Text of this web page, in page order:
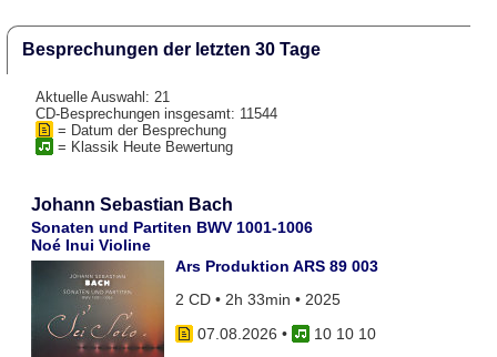
Besprechungen der letzten 30 Tage
Aktuelle Auswahl: 21
CD-Besprechungen insgesamt: 11544
= Datum der Besprechung
= Klassik Heute Bewertung
Johann Sebastian Bach
Sonaten und Partiten BWV 1001-1006
Noé Inui Violine
Ars Produktion ARS 89 003
2 CD • 2h 33min • 2025
07.08.2026 •
10 10 10